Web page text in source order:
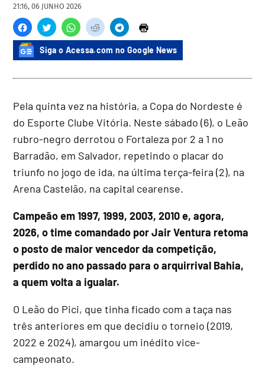
21:16, 06 JUNHO 2026
Siga o Acessa.com no Google News
Pela quinta vez na história, a Copa do Nordeste é
do Esporte Clube Vitória. Neste sábado (6), o Leão
rubro-negro derrotou o Fortaleza por 2 a 1 no
Barradão, em Salvador, repetindo o placar do
triunfo no jogo de ida, na última terça-feira (2), na
Arena Castelão, na capital cearense.
Campeão em 1997, 1999, 2003, 2010 e, agora,
2026, o time comandado por Jair Ventura retoma
o posto de maior vencedor da competição,
perdido no ano passado para o arquirrival Bahia,
a quem volta a igualar.
O Leão do Pici, que tinha ficado com a taça nas
três anteriores em que decidiu o torneio (2019,
2022 e 2024), amargou um inédito vice-
campeonato.